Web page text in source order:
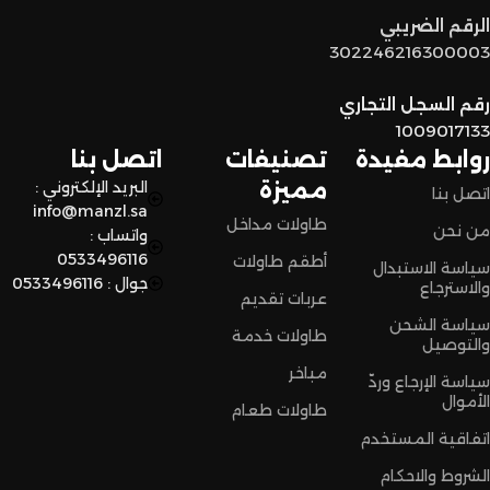
توصيل سريع وآمن
نضمن وصول منتجاتكم بأفضل حالة وفي أقصر وقت ممكن.
اختاروا الراحة والأناقة من المنزل النادر للاثاث الآن وعيشوا تجربة
تسوق مميزة.
روابط مفيدة
اتصل بنا
من نحن
سياسة الاستبدال
والاسترجاع
سياسة الشحن
والتوصيل
سياسة الإرجاع وردّ
الأموال
اتفاقية المستخدم
الشروط والاحكام
تصنيفات
مميزة
طاولات مداخل
أطقم طاولات
عربات تقديم
طاولات خدمة
مباخر
طاولات طعام
اتصل بنا
البريد الإلكتروني :
info@manzl.sa
واتساب :
0533496116
جوال : 0533496116
الرقم الضريبي
302246216300003
رقم السجل التجاري
1009017133